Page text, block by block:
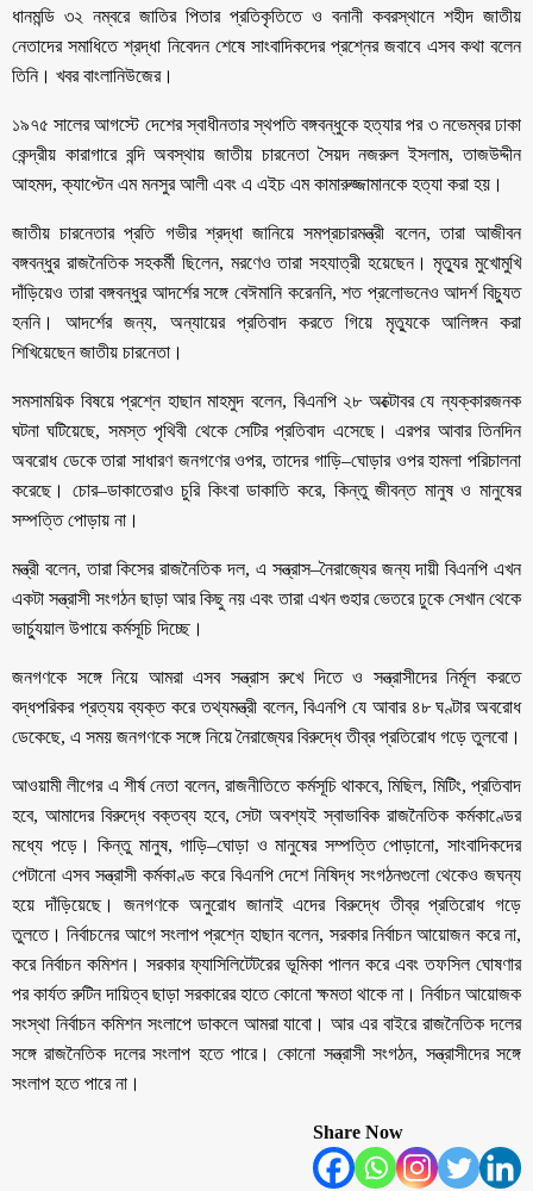
ধানমন্ডি ৩২ নম্বরে জাতির পিতার প্রতিকৃতিতে ও বনানী কবরস্থানে শহীদ জাতীয়
নেতাদের সমাধিতে শ্রদ্ধা নিবেদন শেষে সাংবাদিকদের প্রশ্নের জবাবে এসব কথা বলেন
তিনি। খবর বাংলানিউজের।
১৯৭৫ সালের আগস্টে দেশের স্বাধীনতার স্থপতি বঙ্গবন্ধুকে হত্যার পর ৩ নভেম্বর ঢাকা
কেন্দ্রীয় কারাগারে বন্দি অবস্থায় জাতীয় চারনেতা সৈয়দ নজরুল ইসলাম, তাজউদ্দীন
আহমদ, ক্যাপ্টেন এম মনসুর আলী এবং এ এইচ এম কামারুজ্জামানকে হত্যা করা হয়।
জাতীয় চারনেতার প্রতি গভীর শ্রদ্ধা জানিয়ে সমপ্রচারমন্ত্রী বলেন, তারা আজীবন
বঙ্গবন্ধুর রাজনৈতিক সহকর্মী ছিলেন, মরণেও তারা সহযাত্রী হয়েছেন। মৃত্যুর মুখোমুখি
দাঁড়িয়েও তারা বঙ্গবন্ধুর আদর্শের সঙ্গে বেঈমানি করেননি, শত প্রলোভনেও আদর্শ বিচ্যুত
হননি। আদর্শের জন্য, অন্যায়ের প্রতিবাদ করতে গিয়ে মৃত্যুকে আলিঙ্গন করা
শিখিয়েছেন জাতীয় চারনেতা।
সমসাময়িক বিষয়ে প্রশ্নে হাছান মাহমুদ বলেন, বিএনপি ২৮ অক্টোবর যে ন্যক্কারজনক
ঘটনা ঘটিয়েছে, সমস্ত পৃথিবী থেকে সেটির প্রতিবাদ এসেছে। এরপর আবার তিনদিন
অবরোধ ডেকে তারা সাধারণ জনগণের ওপর, তাদের গাড়ি–ঘোড়ার ওপর হামলা পরিচালনা
করেছে। চোর–ডাকাতেরাও চুরি কিংবা ডাকাতি করে, কিন্তু জীবন্ত মানুষ ও মানুষের
সম্পত্তি পোড়ায় না।
মন্ত্রী বলেন, তারা কিসের রাজনৈতিক দল, এ সন্ত্রাস–নৈরাজ্যের জন্য দায়ী বিএনপি এখন
একটা সন্ত্রাসী সংগঠন ছাড়া আর কিছু নয় এবং তারা এখন গুহার ভেতরে ঢুকে সেখান থেকে
ভার্চ্যুয়াল উপায়ে কর্মসূচি দিচ্ছে।
জনগণকে সঙ্গে নিয়ে আমরা এসব সন্ত্রাস রুখে দিতে ও সন্ত্রাসীদের নির্মূল করতে
বদ্ধপরিকর প্রত্যয় ব্যক্ত করে তথ্যমন্ত্রী বলেন, বিএনপি যে আবার ৪৮ ঘণ্টার অবরোধ
ডেকেছে, এ সময় জনগণকে সঙ্গে নিয়ে নৈরাজ্যের বিরুদ্ধে তীব্র প্রতিরোধ গড়ে তুলবো।
আওয়ামী লীগের এ শীর্ষ নেতা বলেন, রাজনীতিতে কর্মসূচি থাকবে, মিছিল, মিটিং, প্রতিবাদ
হবে, আমাদের বিরুদ্ধে বক্তব্য হবে, সেটা অবশ্যই স্বাভাবিক রাজনৈতিক কর্মকাণ্ডের
মধ্যে পড়ে। কিন্তু মানুষ, গাড়ি–ঘোড়া ও মানুষের সম্পত্তি পোড়ানো, সাংবাদিকদের
পেটানো এসব সন্ত্রাসী কর্মকাণ্ড করে বিএনপি দেশে নিষিদ্ধ সংগঠনগুলো থেকেও জঘন্য
হয়ে দাঁড়িয়েছে। জনগণকে অনুরোধ জানাই এদের বিরুদ্ধে তীব্র প্রতিরোধ গড়ে
তুলতে। নির্বাচনের আগে সংলাপ প্রশ্নে হাছান বলেন, সরকার নির্বাচন আয়োজন করে না,
করে নির্বাচন কমিশন। সরকার ফ্যাসিলিটেটরের ভূমিকা পালন করে এবং তফসিল ঘোষণার
পর কার্যত রুটিন দায়িত্ব ছাড়া সরকারের হাতে কোনো ক্ষমতা থাকে না। নির্বাচন আয়োজক
সংস্থা নির্বাচন কমিশন সংলাপে ডাকলে আমরা যাবো। আর এর বাইরে রাজনৈতিক দলের
সঙ্গে রাজনৈতিক দলের সংলাপ হতে পারে। কোনো সন্ত্রাসী সংগঠন, সন্ত্রাসীদের সঙ্গে
সংলাপ হতে পারে না।
Share Now